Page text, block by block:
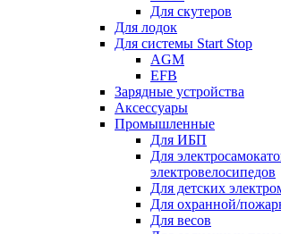
Для скутеров
Для лодок
Для системы Start Stop
AGM
EFB
Зарядные устройства
Аксессуары
Промышленные
Для ИБП
Для
электровелосипедов
Для детских
Для охранной/
Для весов